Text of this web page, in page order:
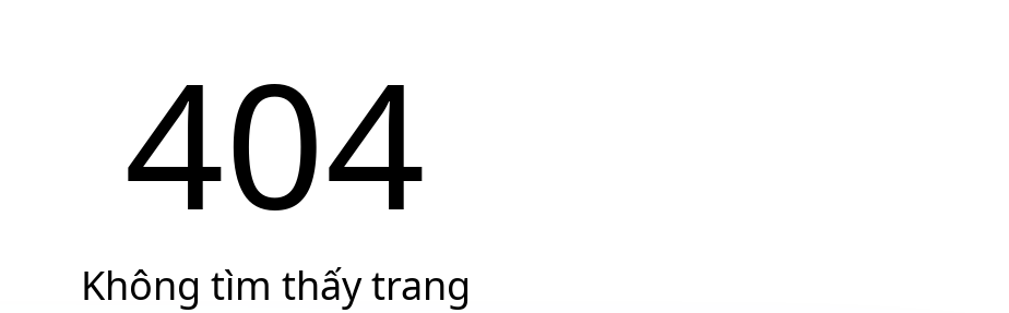
404
Không tìm thấy trang